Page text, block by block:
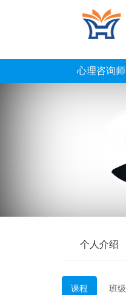
心理咨询师
个人介绍
课程 班级